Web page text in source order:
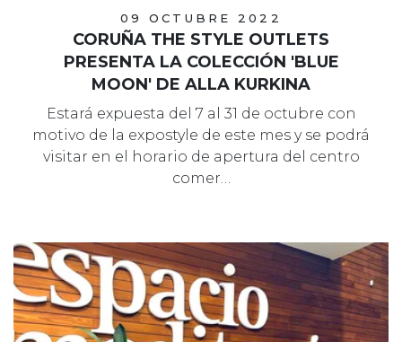
09 OCTUBRE 2022
CORUÑA THE STYLE OUTLETS
PRESENTA LA COLECCIÓN 'BLUE
MOON' DE ALLA KURKINA
Estará expuesta del 7 al 31 de octubre con
motivo de la expostyle de este mes y se podrá
visitar en el horario de apertura del centro
comer…